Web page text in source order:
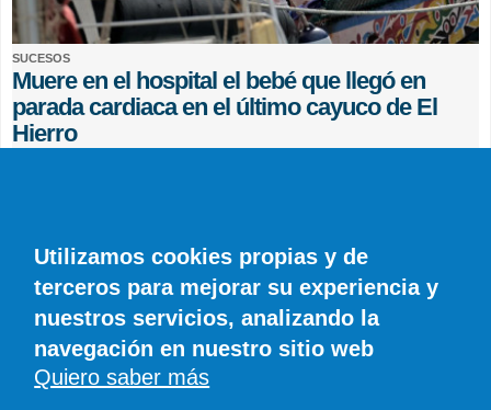
SUCESOS
Muere en el hospital el bebé que llegó en
parada cardiaca en el último cayuco de El
Hierro
© SIROCO INFORMACIÓN SL | Tel. 828 081 655 | Móvil y WhatsApp 606 845
886 |info@diariodelanzarote.com
Utilizamos cookies propias y de
terceros para mejorar su experiencia y
nuestros servicios, analizando la
navegación en nuestro sitio web
Quiero saber más